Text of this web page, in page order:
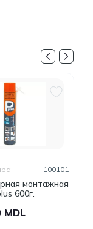
монтажная
600г.
100101
MDL